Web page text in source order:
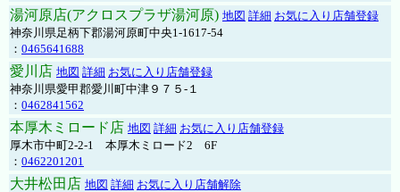
湯河原店(アクロスプラザ湯河原) 地図 詳細 お気に入り店舗登録
神奈川県足柄下郡湯河原町中央1-1617-54
： 0465641688
愛川店 地図 詳細 お気に入り店舗登録
神奈川県愛甲郡愛川町中津９７５-１
： 0462841562
本厚木ミロード店 地図 詳細 お気に入り店舗登録
厚木市中町2-2-1 本厚木ミロード2 6F
： 0462201201
大井松田店 地図 詳細 お気に入り店舗解除